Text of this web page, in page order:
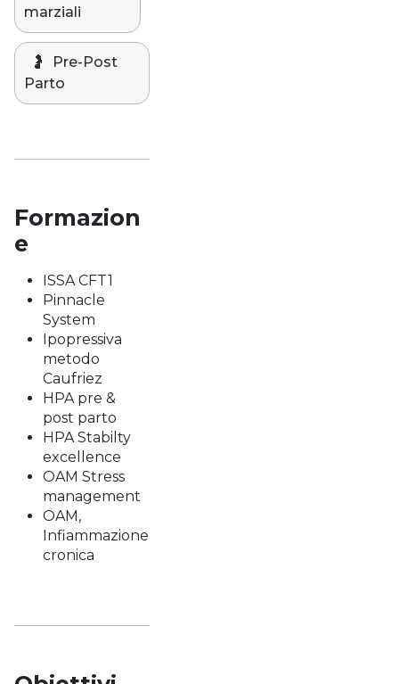
marziali
🤰
Pre-Post
Parto
Formazion
e
ISSA CFT1
Pinnacle
System
Ipopressiva
metodo
Caufriez
HPA pre &
post parto
HPA Stabilty
excellence
OAM Stress
management
OAM,
Infiammazione
cronica